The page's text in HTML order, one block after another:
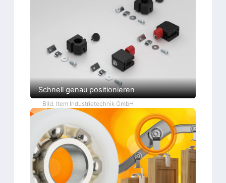
Schnell genau positionieren
Bild: Item Industrietechnik GmbH